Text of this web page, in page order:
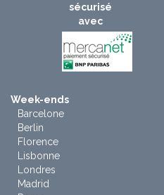
sécurisé
avec
Week-ends
Barcelone
Berlin
Florence
Lisbonne
Londres
Madrid